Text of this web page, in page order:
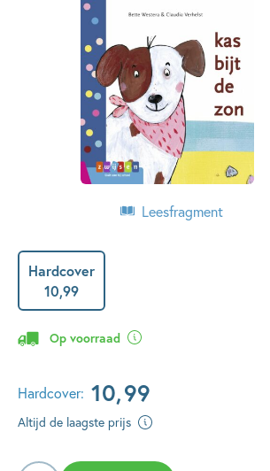
Leesfragment
Hardcover
10,99
Op voorraad
Hardcover: 10,99
Altijd de laagste prijs